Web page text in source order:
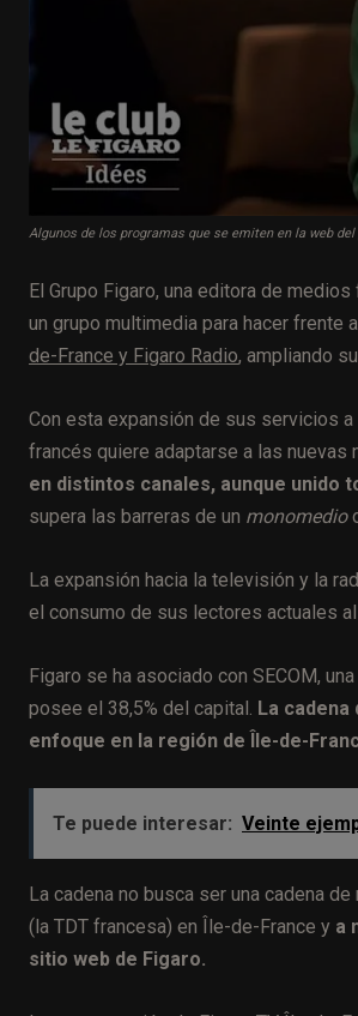
Algunos de los programas que se emiten en la web
El Grupo Figaro, una editora de
un grupo multimedia para hacer frente
de-France y Figaro Radio, ampliando
Con esta expansión de sus servicios
francés quiere adaptarse a las nuevas
en distintos canales, aunque unido
supera las barreras de un monomedio
La expansión hacia la televisión y la
el consumo de sus lectores actuales
Figaro se ha asociado con SECOM,
posee el 38,5% del capital. La
enfoque en la región de Île-de-
Te puede interesar: Veinte
La cadena no busca ser una cadena
(la TDT francesa) en Île-de-France y a
sitio web de Figaro.